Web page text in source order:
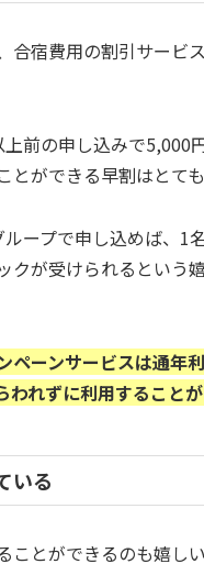
合宿費用の割引サービ
前の申し込みで5,000
とができる早割はとても
ープで申し込めば、1
クが受けられるという
ペーンサービスは通年
れずに利用することが
いる
ことができるのも嬉しい